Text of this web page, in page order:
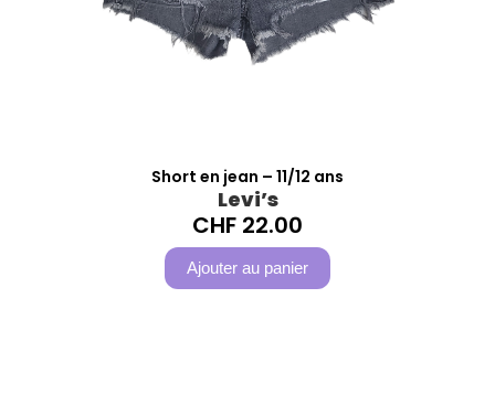
Short en jean – 11/12 ans
Levi’s
CHF 22.00
Ajouter au panier